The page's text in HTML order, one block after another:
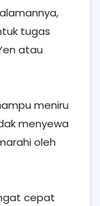
tugas
atau
meniru
menyewa
oleh
cepat